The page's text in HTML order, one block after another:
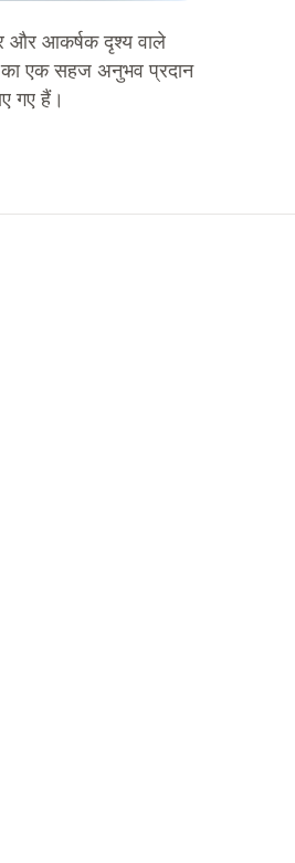
और आकर्षक दृश्य वाले
का एक सहज अनुभव प्रदान
गए हैं।